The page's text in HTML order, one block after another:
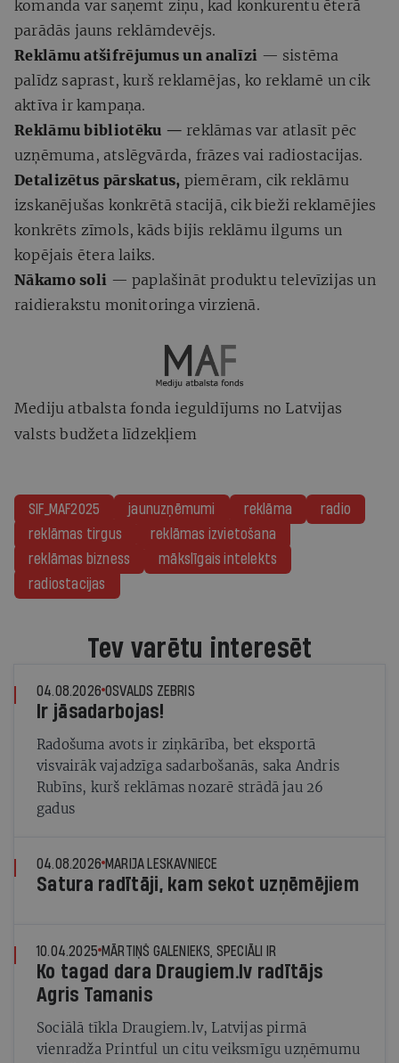
komanda var saņemt ziņu, kad konkurentu ēterā
parādās jauns reklāmdevējs.
Reklāmu atšifrējumus un analīzi — sistēma
palīdz saprast, kurš reklamējas, ko reklamē un cik
aktīva ir kampaņa.
Reklāmu bibliotēku — reklāmas var atlasīt pēc
uzņēmuma, atslēgvārda, frāzes vai radiostacijas.
Detalizētus pārskatus, piemēram, cik reklāmu
izskanējušas konkrētā stacijā, cik bieži reklamējies
konkrēts zīmols, kāds bijis reklāmu ilgums un
kopējais ētera laiks.
Nākamo soli — paplašināt produktu televīzijas un
raidierakstu monitoringa virzienā.
Mediju atbalsta fonda ieguldījums no Latvijas
valsts budžeta līdzekļiem
SIF_MAF2025 jaunuzņēmumi reklāma
radio
reklāmas tirgus
reklāmas izvietošana
reklāmas bizness
mākslīgais intelekts
radiostacijas
Tev varētu interesēt
04.08.2026 OSVALDS ZEBRIS
Ir jāsadarbojas!
Radošuma avots ir ziņkārība, bet eksportā
visvairāk vajadzīga sadarbošanās, saka Andris
Rubīns, kurš reklāmas nozarē strādā jau 26
gadus
04.08.2026 MARIJA LESKAVNIECE
Satura radītāji, kam sekot uzņēmējiem
10.04.2025 MĀRTIŅŠ GALENIEKS, SPECIĀLI IR
Ko tagad dara Draugiem.lv radītājs
Agris Tamanis
Sociālā tīkla Draugiem.lv, Latvijas pirmā
vienradža Printful un citu veiksmīgu uzņēmumu